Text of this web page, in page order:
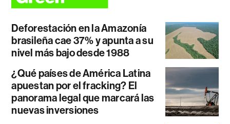
Deforestación en la Amazonía
brasileña cae 37% y apunta a su
nivel más bajo desde 1988
¿Qué países de América Latina
apuestan por el fracking? El
panorama legal que marcará las
nuevas inversiones